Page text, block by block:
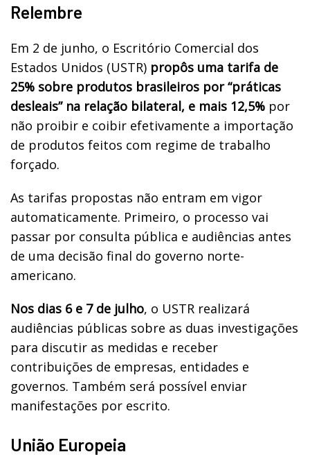
Relembre
Em 2 de junho, o Escritório Comercial dos
Estados Unidos (USTR) propôs uma tarifa de
25% sobre produtos brasileiros por “práticas
desleais” na relação bilateral, e mais 12,5% por
não proibir e coibir efetivamente a importação
de produtos feitos com regime de trabalho
forçado.
As tarifas propostas não entram em vigor
automaticamente. Primeiro, o processo vai
passar por consulta pública e audiências antes
de uma decisão final do governo norte-
americano.
Nos dias 6 e 7 de julho, o USTR realizará
audiências públicas sobre as duas investigações
para discutir as medidas e receber
contribuições de empresas, entidades e
governos. Também será possível enviar
manifestações por escrito.
União Europeia